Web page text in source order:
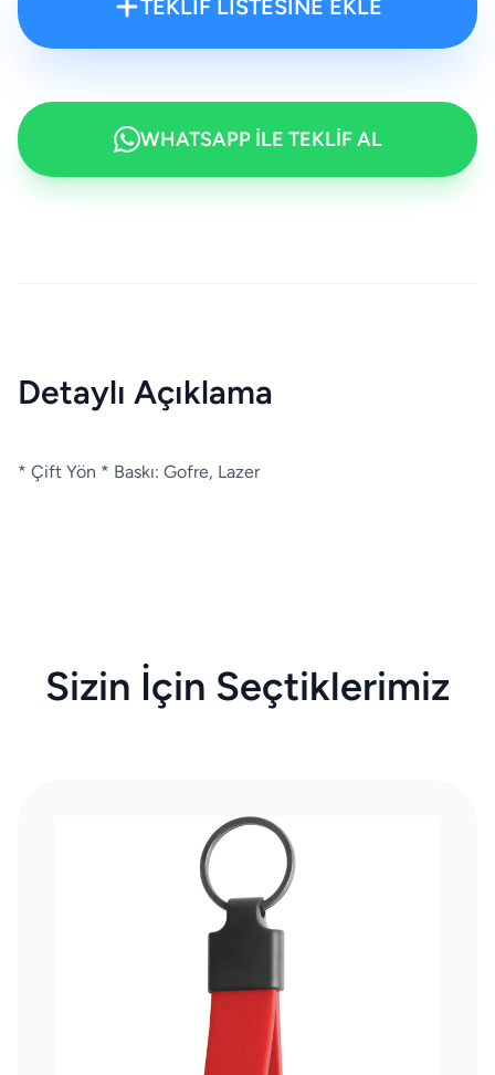
TEKLİF LİSTESİNE EKLE
WHATSAPP İLE TEKLİF AL
Detaylı Açıklama
* Çift Yön * Baskı: Gofre, Lazer
Sizin İçin Seçtiklerimiz